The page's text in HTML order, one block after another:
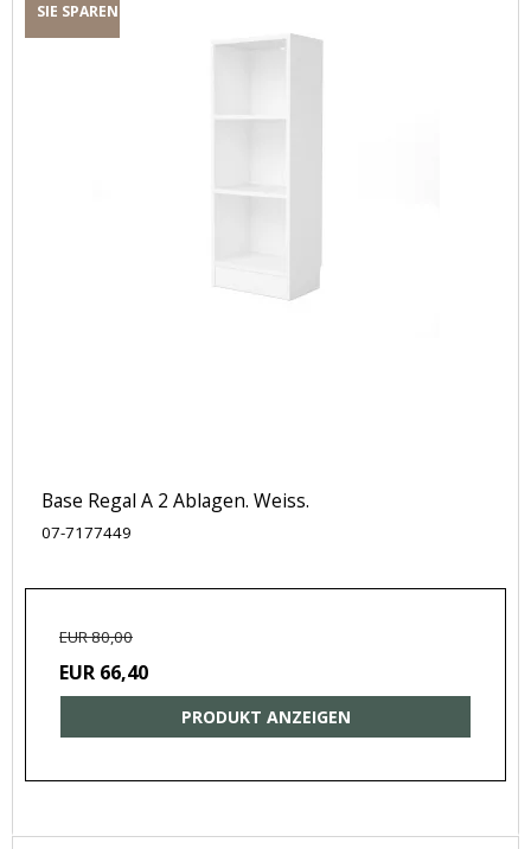
SIE SPAREN
Base Regal A 2 Ablagen. Weiss.
07-7177449
EUR 80,00
EUR 66,40
PRODUKT ANZEIGEN